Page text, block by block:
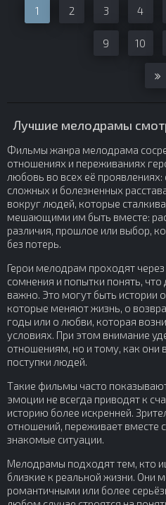
1 2 3 4
9 10
Лучшие мелодрамы
Фильмы жанра мелодрама
отношениях и переживаниях
любовь во всех её
сложных и болезненных
вокруг людей, которые
мешающими им быть вместе:
различия, прошлое или выбор,
без потерь.
Герои мелодрам проходят
сомнения и попытки понять, что
важно. Это могут быть истории
которые меняют жизнь, о
годы или о любви, которая
условиях. При этом внимание
отношениям, но и тому, как они
поступки людей.
Такие фильмы часто
эмоции не всегда приводят к
историю более искренней.
отношений, переживает вместе
знакомые ситуации.
Мелодрамы подходят тем, кто
близкие к реальной жизни. Они
романтичными или более